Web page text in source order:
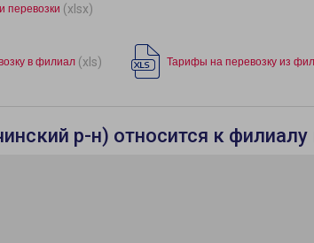
перевозки (xlsx)
в филиал (xls) Тарифы на перевозку из
р-н) относится к